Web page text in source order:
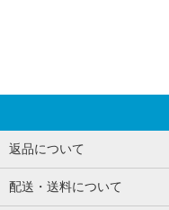
返品について
配送・送料について